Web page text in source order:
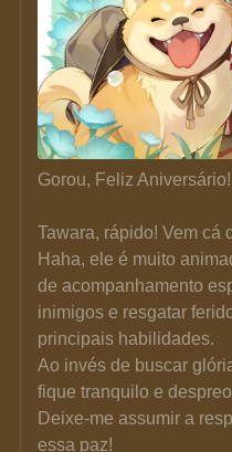
Gorou, Feliz Aniversário!
Tawara, rápido! Vem cá
Haha, ele é muito
de acompanhamento
inimigos e resgatar
principais habilidades.
Ao invés de buscar
fique tranquilo e
Deixe-me assumir a
essa paz!